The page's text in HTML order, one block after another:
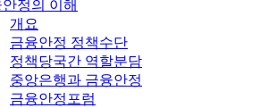
정의 이해
개요
금융안정 정책수단
정책당국간 역할분담
중앙은행과 금융안정
금융안정포럼